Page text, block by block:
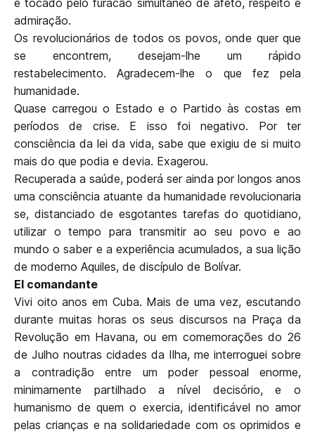
admiração.
Os revolucionários de todos os povos, onde quer que
se encontrem, desejam-lhe um rápido
restabelecimento. Agradecem-lhe o que fez pela
humanidade.
Quase carregou o Estado e o Partido às costas em
períodos de crise. E isso foi negativo. Por ter
consciência da lei da vida, sabe que exigiu de si muito
mais do que podia e devia. Exagerou.
Recuperada a saúde, poderá ser ainda por longos anos
uma consciência atuante da humanidade revolucionaria
se, distanciado de esgotantes tarefas do quotidiano,
utilizar o tempo para transmitir ao seu povo e ao
mundo o saber e a experiência acumulados, a sua lição
de moderno Aquiles, de discípulo de Bolívar.
El comandante
Vivi oito anos em Cuba. Mais de uma vez, escutando
durante muitas horas os seus discursos na Praça da
Revolução em Havana, ou em comemorações do 26
de Julho noutras cidades da Ilha, me interroguei sobre
a contradição entre um poder pessoal enorme,
minimamente partilhado a nível decisório, e o
humanismo de quem o exercia, identificável no amor
pelas crianças e na solidariedade com os oprimidos e